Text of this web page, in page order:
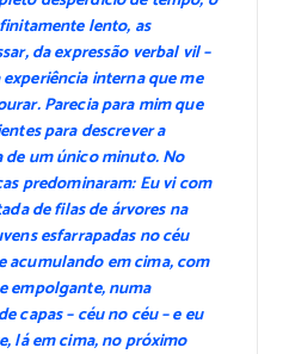
lento, as
da expressão verbal vil –
interna que me
Parecia para mim que
para descrever a
de um único minuto. No
predominaram: Eu vi com
de filas de árvores na
esfarrapadas no céu
acumulando em cima, com
empolgante, numa
capas – céu no céu – e eu
lá em cima, no próximo